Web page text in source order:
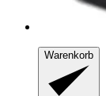
Warenkorb